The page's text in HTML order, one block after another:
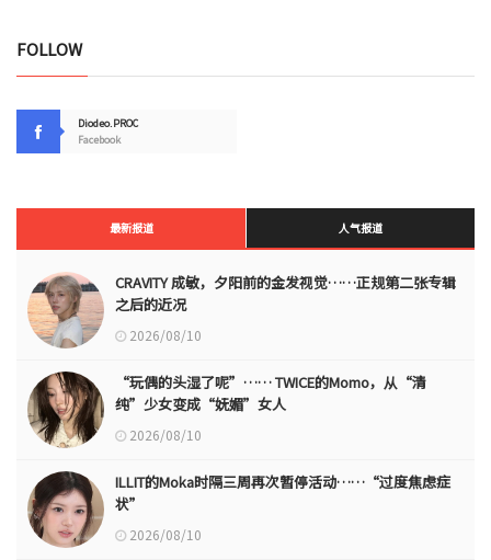
FOLLOW
Diodeo.PROC
Facebook
最新报道 人气报道
CRAVITY 成敏，夕阳前的金发视觉……正规第二张专辑
之后的近况
2026/08/10
“玩偶的头湿了呢”…… TWICE的Momo，从“清
纯”少女变成“妩媚”女人
2026/08/10
ILLIT的Moka时隔三周再次暂停活动……“过度焦虑症
状”
2026/08/10